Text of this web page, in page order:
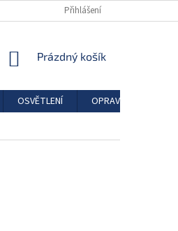
Přihlášení
NÁKUPNÍ
Prázdný košík
OSVĚTLENÍ
OPRAVÁRENSKÉ